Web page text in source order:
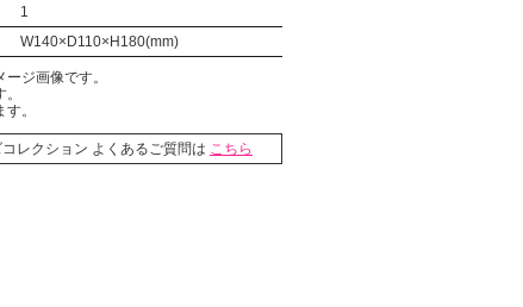
1
W140×D110×H180(mm)
ジ画像です。
。
レクション よくあるご質問は こちら